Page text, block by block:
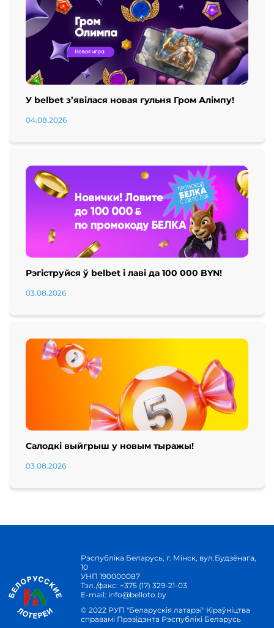
У belbet з’явілася новая гульня Гром Алімпу!
04.08.2026
Рэгіструйся ў belbet і лаві да 100 000 BYN!
03.08.2026
Салодкі выйгрыш у новым тыражы!
03.08.2026
Рэспубліка Беларусь, г. Мінск, вул.Будзёнага,
10
УНП 190000087
Тэл./факс: +375 (17) 329-21-03
E-mail: info@belloto.by
© 2022 РУП "Беларускія латарэі" Кіраўніцтва
справамі Прэзідэнта Рэспублікі Беларусь